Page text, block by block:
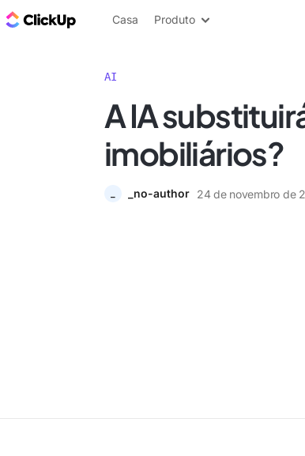
ClickUp Blogue
Casa Produto
AI
A IA
imobiliários?
_no-author 24 de novembro de